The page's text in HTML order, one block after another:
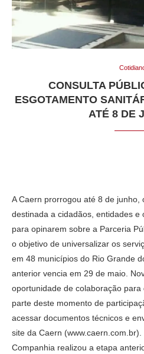
CONSULTA
ESGOTAMENTO
ATÉ 8 DE
A Caern prorrogou até 8 de
destinada a cidadãos, entidades e
para opinarem sobre a Parceria
o objetivo de universalizar os
em 48 municípios do Rio Grande
anterior vencia em 29 de maio.
oportunidade de colaboração
parte deste momento de
acessar documentos técnicos e
site da Caern
Companhia realizou a etapa